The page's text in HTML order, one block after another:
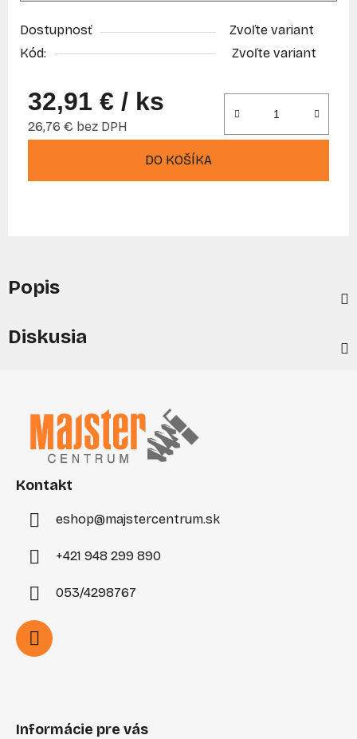
Dostupnosť
Zvoľte variant
Kód:
Zvoľte variant
32,91 € / ks
26,76 € bez DPH
DO KOŠÍKA
Popis
Diskusia
Kontakt
eshop@majstercentrum.sk
+421 948 299 890
053/4298767
Informácie pre vás